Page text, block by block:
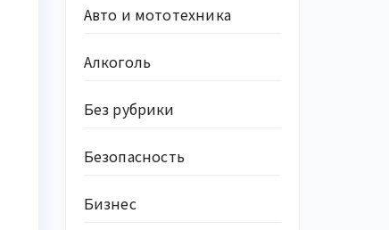
Авто и мототехника
Алкоголь
Без рубрики
Безопасность
Бизнес